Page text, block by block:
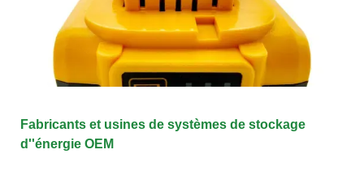
Fabricants et usines de systèmes de stockage
d''énergie OEM